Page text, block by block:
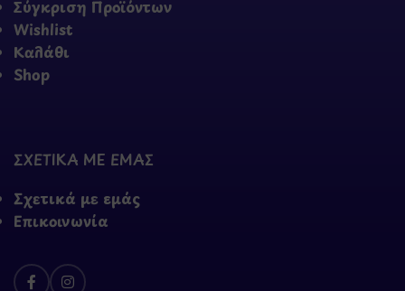
Σύγκριση Προϊόντων
Wishlist
Καλάθι
Shop
ΣΧΕΤΙΚΑ ΜΕ ΕΜΑΣ
Σχετικά με εμάς
Επικοινωνία